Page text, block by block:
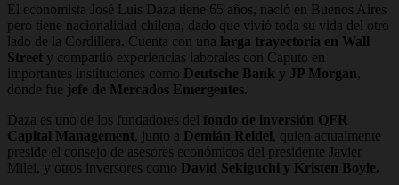
El economista José Luis Daza tiene 65 años, nació en Buenos Aires
pero tiene nacionalidad chilena, dado que vivió toda su vida del otro
lado de la Cordillera. Cuenta con una larga trayectoria en Wall
Street y compartió experiencias laborales con Caputo en
importantes instituciones como Deutsche Bank y JP Morgan,
donde fue jefe de Mercados Emergentes.
Daza es uno de los fundadores del fondo de inversión QFR
Capital Management, junto a Demián Reidel, quien actualmente
preside el consejo de asesores económicos del presidente Javier
Milei, y otros inversores como David Sekiguchi y Kristen Boyle.